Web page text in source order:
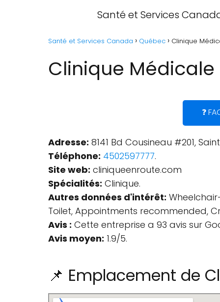
Santé et Services
Santé et Services Canada Québec Clinique
Clinique
❓
Adresse: 8141 Bd Cousineau #201,
Téléphone: 4502597777.
Site web: cliniqueenroute.com
Spécialités: Clinique.
Autres données d'intérêt:
Toilet, Appointments recommended,
Avis : Cette entreprise a 93 avis sur
Avis moyen: 1.9/5.
📌 Emplacement de